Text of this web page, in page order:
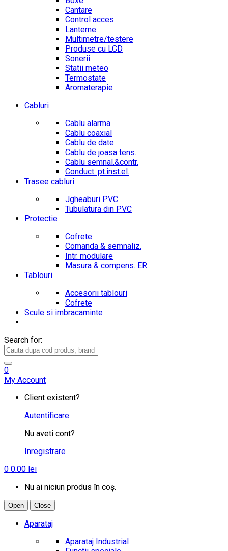
Cantare
Control acces
Lanterne
Multimetre/testere
Produse cu LCD
Sonerii
Statii meteo
Termostate
Aromaterapie
Cabluri
Cablu alarma
Cablu coaxial
Cablu de date
Cablu de joasa tens.
Cablu semnal.&contr.
Conduct. pt.inst.el.
Trasee cabluri
Jgheaburi PVC
Tubulatura din PVC
Protectie
Cofrete
Comanda & semnaliz.
Intr. modulare
Masura & compens. ER
Tablouri
Accesorii tablouri
Cofrete
Scule si imbracaminte
Search for:
0
My Account
Client existent?
Autentificare
Nu aveti cont?
Inregistrare
0 0.00 lei
Nu ai niciun produs în coș.
Open Close
Aparataj
Aparataj Industrial